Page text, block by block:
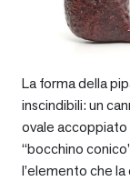
La forma della
inscindibili: un
ovale
“bocchino
l’elemento che